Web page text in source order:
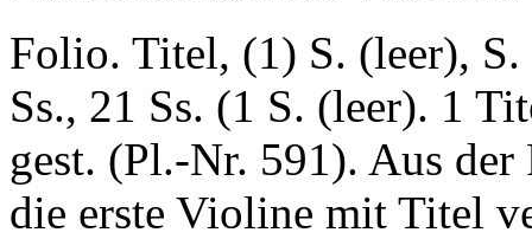
Folio. Titel, (1) S. (leer),
Ss., 21 Ss. (1 S. (leer). 1
gest. (Pl.-Nr. 591). Aus
die erste Violine mit Titel